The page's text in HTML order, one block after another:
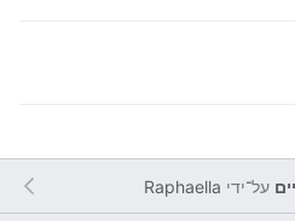
על־ידי Raphaella